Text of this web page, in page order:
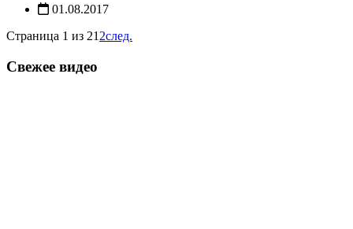
01.08.2017
Страница 1 из 21 2след.
Свежее видео